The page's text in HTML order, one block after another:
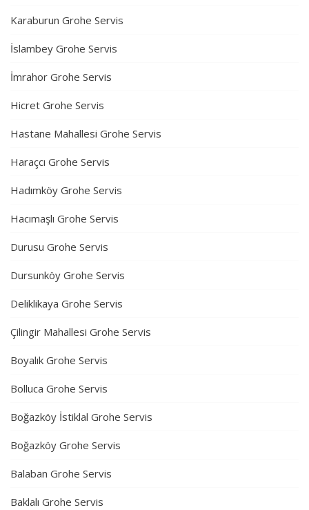
Karaburun Grohe Servis
İslambey Grohe Servis
İmrahor Grohe Servis
Hicret Grohe Servis
Hastane Mahallesi Grohe Servis
Haraçcı Grohe Servis
Hadımköy Grohe Servis
Hacımaşlı Grohe Servis
Durusu Grohe Servis
Dursunköy Grohe Servis
Deliklikaya Grohe Servis
Çilingir Mahallesi Grohe Servis
Boyalık Grohe Servis
Bolluca Grohe Servis
Boğazköy İstiklal Grohe Servis
Boğazköy Grohe Servis
Balaban Grohe Servis
Baklalı Grohe Servis